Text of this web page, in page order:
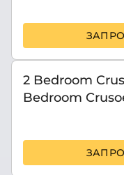
2 Bedroom
Bedroom